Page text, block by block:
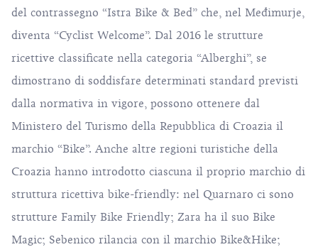
del contrassegno “Istra Bike & Bed” che, nel Međimurje,
diventa “Cyclist Welcome”. Dal 2016 le strutture
ricettive classificate nella categoria “Alberghi”, se
dimostrano di soddisfare determinati standard previsti
dalla normativa in vigore, possono ottenere dal
Ministero del Turismo della Repubblica di Croazia il
marchio “Bike”. Anche altre regioni turistiche della
Croazia hanno introdotto ciascuna il proprio marchio di
struttura ricettiva bike-friendly: nel Quarnaro ci sono
strutture Family Bike Friendly; Zara ha il suo Bike
Magic; Sebenico rilancia con il marchio Bike&Hike;